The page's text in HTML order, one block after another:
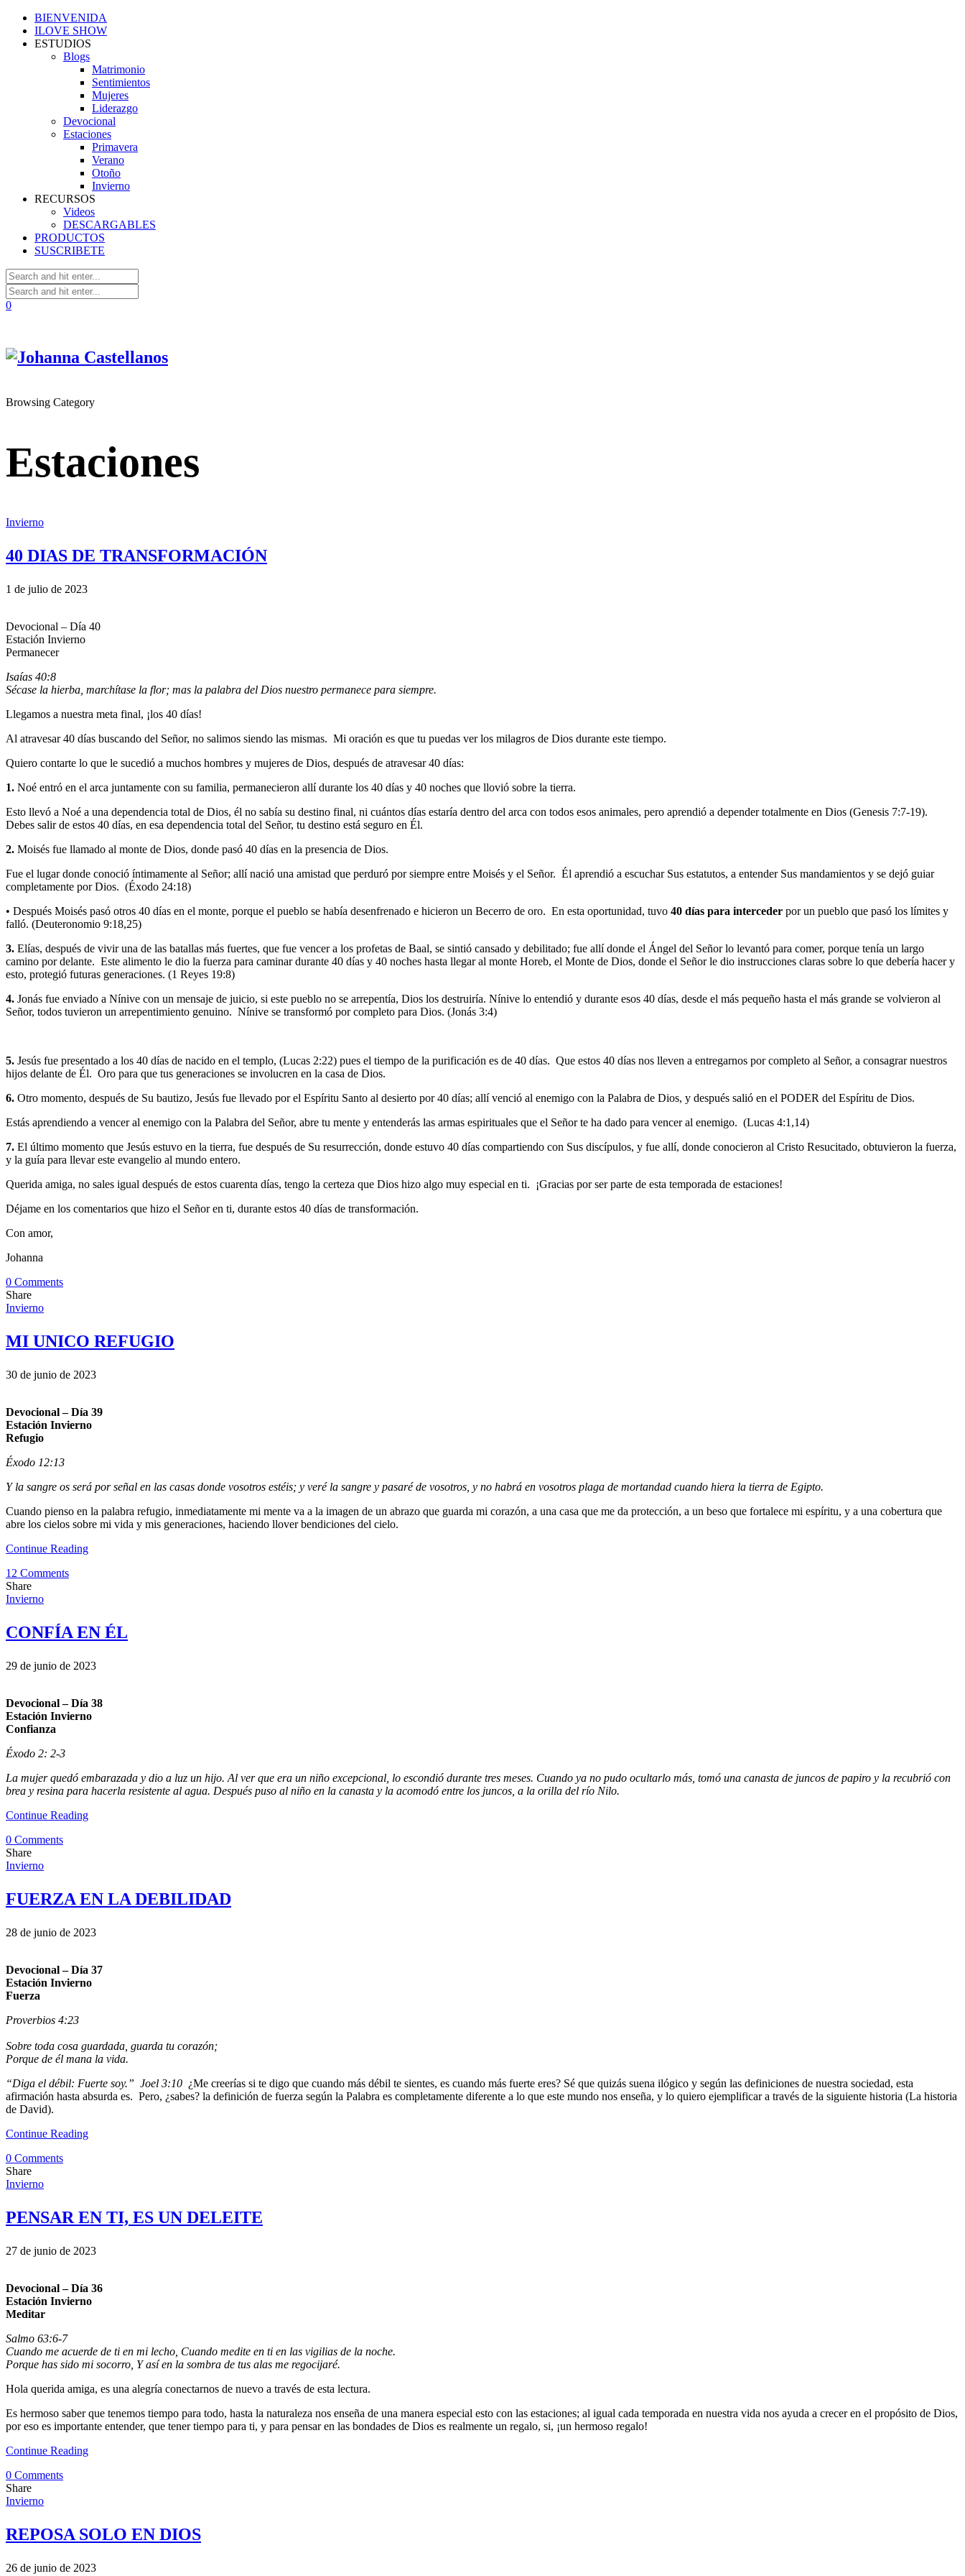
BIENVENIDA
ILOVE SHOW
ESTUDIOS
Blogs
Matrimonio
Sentimientos
Mujeres
Liderazgo
Devocional
Estaciones
Primavera
Verano
Otoño
Invierno
RECURSOS
Videos
DESCARGABLES
PRODUCTOS
SUSCRIBETE
0
Browsing Category
Estaciones
Invierno
40 DIAS DE TRANSFORMACIÓN
1 de julio de 2023
Devocional – Día 40
Estación Invierno
Permanecer
Isaías 40:8
Sécase la hierba, marchítase la flor; mas la palabra del Dios nuestro permanece para siempre.
Llegamos a nuestra meta final, ¡los 40 días!
Al atravesar 40 días buscando del Señor, no salimos siendo las mismas. Mi oración es que tu puedas ver los milagros de Dios durante este tiempo.
Quiero contarte lo que le sucedió a muchos hombres y mujeres de Dios, después de atravesar 40 días:
1. Noé entró en el arca juntamente con su familia, permanecieron allí durante los 40 días y 40 noches que llovió sobre la tierra.
Esto llevó a Noé a una dependencia total de Dios, él no sabía su destino final, ni cuántos días estaría dentro del arca con todos esos animales, pero aprendió a depender totalmente en Dios (Genesis 7:7-19).
Debes salir de estos 40 días, en esa dependencia total del Señor, tu destino está seguro en Él.
2. Moisés fue llamado al monte de Dios, donde pasó 40 días en la presencia de Dios.
Fue el lugar donde conoció íntimamente al Señor; allí nació una amistad que perduró por siempre entre Moisés y el Señor. Él aprendió a escuchar Sus estatutos, a entender Sus mandamientos y se dejó guiar
completamente por Dios. (Éxodo 24:18)
• Después Moisés pasó otros 40 días en el monte, porque el pueblo se había desenfrenado e hicieron un Becerro de oro. En esta oportunidad, tuvo 40 días para interceder por un pueblo que pasó los límites y
falló. (Deuteronomio 9:18,25)
3. Elías, después de vivir una de las batallas más fuertes, que fue vencer a los profetas de Baal, se sintió cansado y debilitado; fue allí donde el Ángel del Señor lo levantó para comer, porque tenía un largo
camino por delante. Este alimento le dio la fuerza para caminar durante 40 días y 40 noches hasta llegar al monte Horeb, el Monte de Dios, donde el Señor le dio instrucciones claras sobre lo que debería hacer y
esto, protegió futuras generaciones. (1 Reyes 19:8)
4. Jonás fue enviado a Nínive con un mensaje de juicio, si este pueblo no se arrepentía, Dios los destruiría. Nínive lo entendió y durante esos 40 días, desde el más pequeño hasta el más grande se volvieron al
Señor, todos tuvieron un arrepentimiento genuino. Nínive se transformó por completo para Dios. (Jonás 3:4)
5. Jesús fue presentado a los 40 días de nacido en el templo, (Lucas 2:22) pues el tiempo de la purificación es de 40 días. Que estos 40 días nos lleven a entregarnos por completo al Señor, a consagrar nuestros
hijos delante de Él. Oro para que tus generaciones se involucren en la casa de Dios.
6. Otro momento, después de Su bautizo, Jesús fue llevado por el Espíritu Santo al desierto por 40 días; allí venció al enemigo con la Palabra de Dios, y después salió en el PODER del Espíritu de Dios.
Estás aprendiendo a vencer al enemigo con la Palabra del Señor, abre tu mente y entenderás las armas espirituales que el Señor te ha dado para vencer al enemigo. (Lucas 4:1,14)
7. El último momento que Jesús estuvo en la tierra, fue después de Su resurrección, donde estuvo 40 días compartiendo con Sus discípulos, y fue allí, donde conocieron al Cristo Resucitado, obtuvieron la fuerza,
y la guía para llevar este evangelio al mundo entero.
Querida amiga, no sales igual después de estos cuarenta días, tengo la certeza que Dios hizo algo muy especial en ti. ¡Gracias por ser parte de esta temporada de estaciones!
Déjame en los comentarios que hizo el Señor en ti, durante estos 40 días de transformación.
Con amor,
Johanna
0 Comments
Share
Invierno
MI UNICO REFUGIO
30 de junio de 2023
Devocional – Día 39
Estación Invierno
Refugio
Éxodo 12:13
Y la sangre os será por señal en las casas donde vosotros estéis; y veré la sangre y pasaré de vosotros, y no habrá en vosotros plaga de mortandad cuando hiera la tierra de Egipto.
Cuando pienso en la palabra refugio, inmediatamente mi mente va a la imagen de un abrazo que guarda mi corazón, a una casa que me da protección, a un beso que fortalece mi espíritu, y a una cobertura que
abre los cielos sobre mi vida y mis generaciones, haciendo llover bendiciones del cielo.
Continue Reading
12 Comments
Share
Invierno
CONFÍA EN ÉL
29 de junio de 2023
Devocional – Día 38
Estación Invierno
Confianza
Éxodo 2: 2-3
La mujer quedó embarazada y dio a luz un hijo. Al ver que era un niño excepcional, lo escondió durante tres meses. Cuando ya no pudo ocultarlo más, tomó una canasta de juncos de papiro y la recubrió con
brea y resina para hacerla resistente al agua. Después puso al niño en la canasta y la acomodó entre los juncos, a la orilla del río Nilo.
Continue Reading
0 Comments
Share
Invierno
FUERZA EN LA DEBILIDAD
28 de junio de 2023
Devocional – Día 37
Estación Invierno
Fuerza
Proverbios 4:23
Sobre toda cosa guardada, guarda tu corazón;
Porque de él mana la vida.
“Diga el débil: Fuerte soy.” Joel 3:10 ¿Me creerías si te digo que cuando más débil te sientes, es cuando más fuerte eres? Sé que quizás suena ilógico y según las definiciones de nuestra sociedad, esta
afirmación hasta absurda es. Pero, ¿sabes? la definición de fuerza según la Palabra es completamente diferente a lo que este mundo nos enseña, y lo quiero ejemplificar a través de la siguiente historia (La historia
de David).
Continue Reading
0 Comments
Share
Invierno
PENSAR EN TI, ES UN DELEITE
27 de junio de 2023
Devocional – Día 36
Estación Invierno
Meditar
Salmo 63:6-7
Cuando me acuerde de ti en mi lecho, Cuando medite en ti en las vigilias de la noche.
Porque has sido mi socorro, Y así en la sombra de tus alas me regocijaré.
Hola querida amiga, es una alegría conectarnos de nuevo a través de esta lectura.
Es hermoso saber que tenemos tiempo para todo, hasta la naturaleza nos enseña de una manera especial esto con las estaciones; al igual cada temporada en nuestra vida nos ayuda a crecer en el propósito de Dios,
por eso es importante entender, que tener tiempo para ti, y para pensar en las bondades de Dios es realmente un regalo, si, ¡un hermoso regalo!
Continue Reading
0 Comments
Share
Invierno
REPOSA SOLO EN DIOS
26 de junio de 2023